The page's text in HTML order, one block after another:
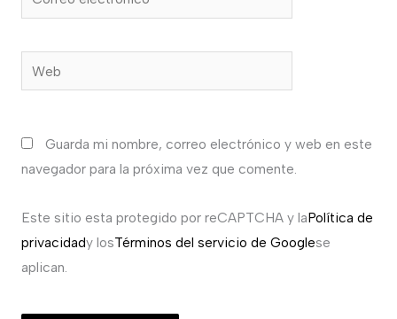
electrónico*
Web
Guarda mi nombre, correo electrónico y web en este
navegador para la próxima vez que comente.
Este sitio esta protegido por reCAPTCHA y laPolítica de
privacidady losTérminos del servicio de Googlese
aplican.